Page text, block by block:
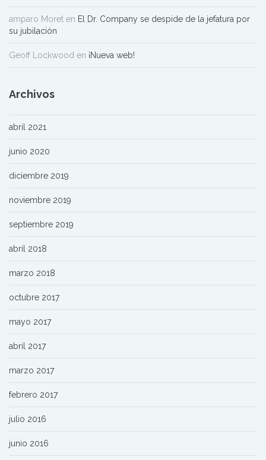
amparo Moret en El Dr. Company se despide de la jefatura por
su jubilación
Geoff Lockwood en ¡Nueva web!
Archivos
abril 2021
junio 2020
diciembre 2019
noviembre 2019
septiembre 2019
abril 2018
marzo 2018
octubre 2017
mayo 2017
abril 2017
marzo 2017
febrero 2017
julio 2016
junio 2016